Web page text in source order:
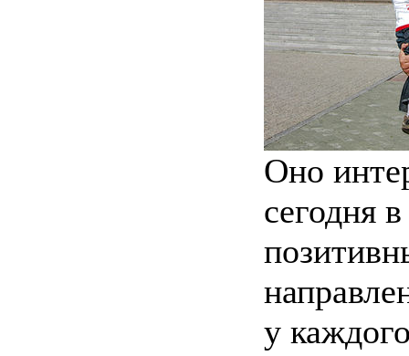
Оно
сегодня
у